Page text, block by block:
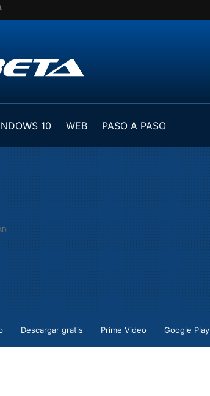
10 WEB
PASO A PASO
Descargar gratis Prime Video Google Play